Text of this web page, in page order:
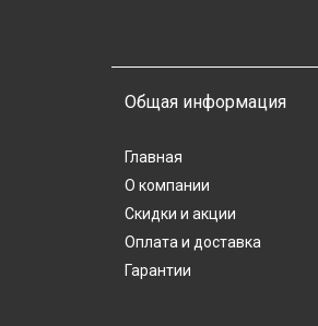
Общая информация
Главная
О компании
Скидки и акции
Оплата и доставка
Гарантии